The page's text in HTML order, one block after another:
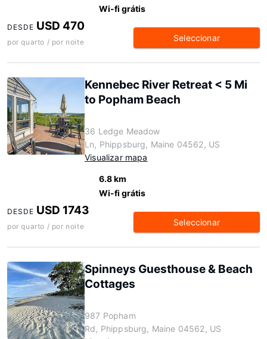
Wi-fi grátis
DESDE USD 470
por quarto / por noite Seleccionar
Kennebec River Retreat < 5 Mi
to Popham Beach
36 Ledge Meadow
Ln, Phippsburg, Maine 04562, US
Visualizar mapa
6.8 km
Wi-fi grátis
DESDE USD 1743
por quarto / por noite Seleccionar
Spinneys Guesthouse & Beach
Cottages
987 Popham
Rd, Phippsburg, Maine 04562, US